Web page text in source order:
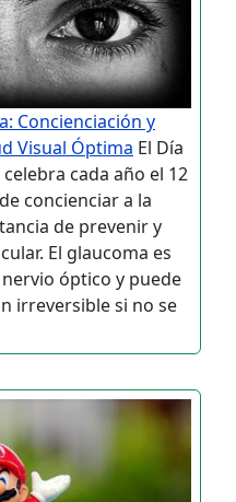
Concienciación y
Visual Óptima El Día
cada año el 12
concienciar a la
de prevenir y
El glaucoma es
óptico y puede
irreversible si no se